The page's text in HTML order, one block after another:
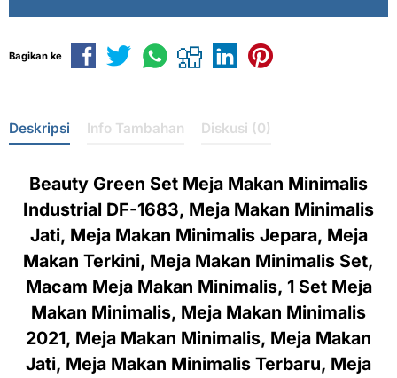
Bagikan ke
Deskripsi Info Tambahan Diskusi (0)
Beauty Green Set Meja Makan Minimalis
Industrial DF-1683, Meja Makan Minimalis
Jati, Meja Makan Minimalis Jepara, Meja
Makan Terkini, Meja Makan Minimalis Set,
Macam Meja Makan Minimalis, 1 Set Meja
Makan Minimalis, Meja Makan Minimalis
2021, Meja Makan Minimalis, Meja Makan
Jati, Meja Makan Minimalis Terbaru, Meja